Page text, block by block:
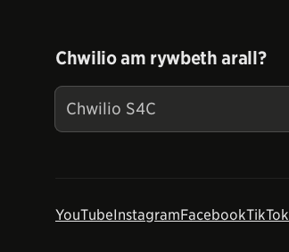
Chwilio am rywbeth arall?
YouTubeInstagramFacebookTikTok